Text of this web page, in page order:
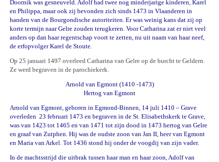
Doornik was gesneuveld. Adolf had twee nog minderjarige kinderen, Karel
en Philippa, maar ook zij bevonden zich sinds 1473 in Vlaanderen in
handen van de Bourgondische autoriteiten. Er was weinig kans dat zij op
korte termijn naar Gelre zouden terugkeren. Voor Catharina zat er niet veel
anders op dan haar regentschap voort te zetten, nu uit naam van haar neef,
de erfopvolger Karel de Stoute.
Op 25 januari 1497 overleed Catharina van Gelre op de burcht te Geldern.
Ze werd begraven in de parochiekerk.
Arnold van Egmont (1410 -1473)
Hertog van Egmont
Arnold van Egmont, geboren in Egmond-Binnen, 14 juli 1410 – Grave
overleden 23 februari 1473 en begraven in de St. Elisabethskerk te Grave,
was van 1423 tot 1465 en van 1471 tot zijn dood in 1473 hertog van Gelre
en graaf van Zutphen. Hij was de oudste zoon van Jan II, heer van Egmont
en Maria van Arkel. Tot 1436 stond hij onder de voogdij van zijn vader.
In de machtsstrijd die uitbrak tussen haar man en haar zoon,Adolf van